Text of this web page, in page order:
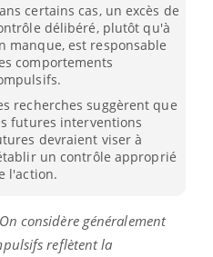
certains cas, un excès de
délibéré, plutôt qu'à
manque, est responsable
comportements
recherches suggèrent que
futures interventions
devraient viser à
un contrôle approprié
l'action.
considère généralement
reflètent la